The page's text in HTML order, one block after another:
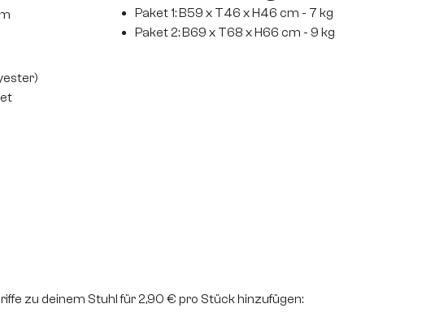
Paket 1: B59 x T46 x H46 cm - 7 kg
Paket 2: B69 x T68 x H66 cm - 9 kg
zu deinem Stuhl für 2,90 € pro Stück hinzufügen: